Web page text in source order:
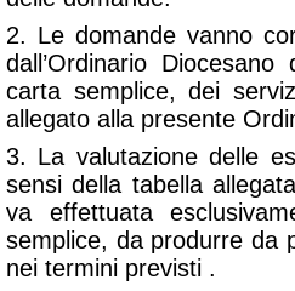
2. Le domande vanno
dall’Ordinario
carta semplice, dei
allegato alla presente
3. La valutazione delle
sensi della tabella
va effettuata
semplice, da produrre da
nei termini previsti .